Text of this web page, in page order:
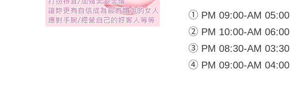
① PM 09:00-AM 05:00
② PM 10:00-AM 06:00
③ PM 08:30-AM 03:30
④ PM 09:00-AM 04:00